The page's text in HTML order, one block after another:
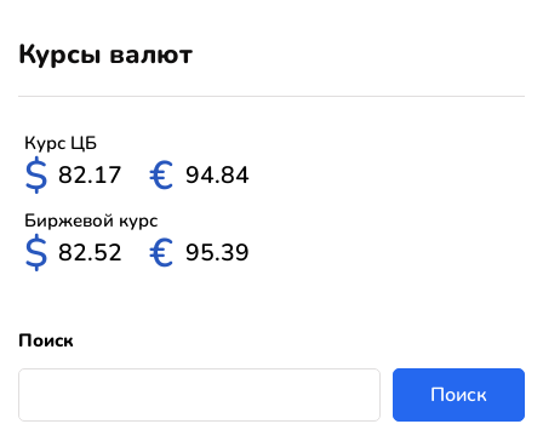
Курсы валют
Курс ЦБ
$ 82.17 € 94.84
Биржевой курс
$ 82.52 € 95.39
Поиск
Поиск